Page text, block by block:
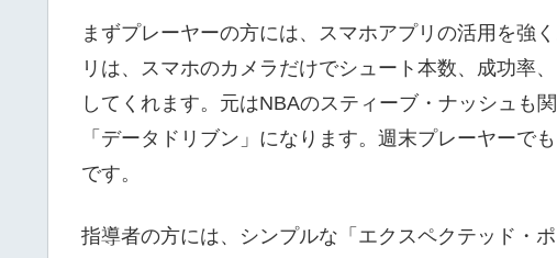
まずプレーヤーの方には、スマホアプリの活用を強
リは、スマホのカメラだけでシュート本数、成功率
してくれます。元はNBAのスティーブ・ナッシュも
「データドリブン」になります。週末プレーヤーで
です。
指導者の方には、シンプルな「エクスペクテッド・